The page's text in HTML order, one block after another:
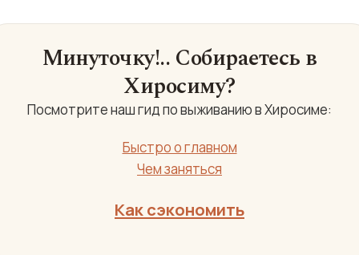
Минуточку!.. Собираетесь в
Хиросиму?
Посмотрите наш гид по выживанию в Хиросиме:
Быстро о главном
Чем заняться
Как сэкономить